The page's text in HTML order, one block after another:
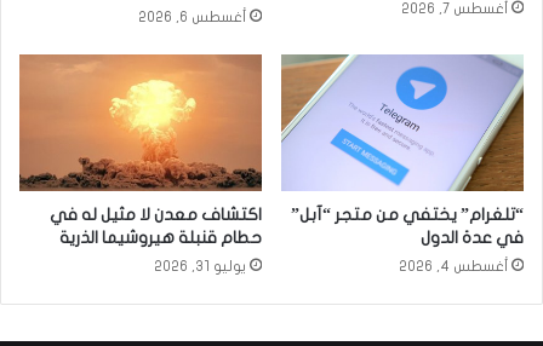
أغسطس 7, 2026
أغسطس 6, 2026
“تلغرام” يختفي من متجر “آبل”
في عدة الدول
أغسطس 4, 2026
اكتشاف معدن لا مثيل له في
حطام قنبلة هيروشيما الذرية
يوليو 31, 2026